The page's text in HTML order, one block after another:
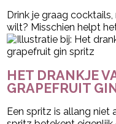
Drink je graag
wilt? Misschien helpt
HET DRANKJE
GRAPEFRUIT
Een spritz is allang niet